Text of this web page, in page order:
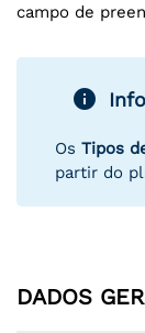
campo de
info
Os Tipos
partir do
DADOS